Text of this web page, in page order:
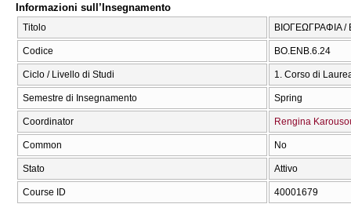
Informazioni sull’Insegnamento
Titolo ΒΙΟΓΕΩΓΡΑΦΙΑ /
Codice ΒΟ.ΕΝΒ.6.24
Ciclo / Livello di Studi 1. Corso di
Semestre di Insegnamento Spring
Coordinator Rengina
Common No
Stato Attivo
Course ID 40001679